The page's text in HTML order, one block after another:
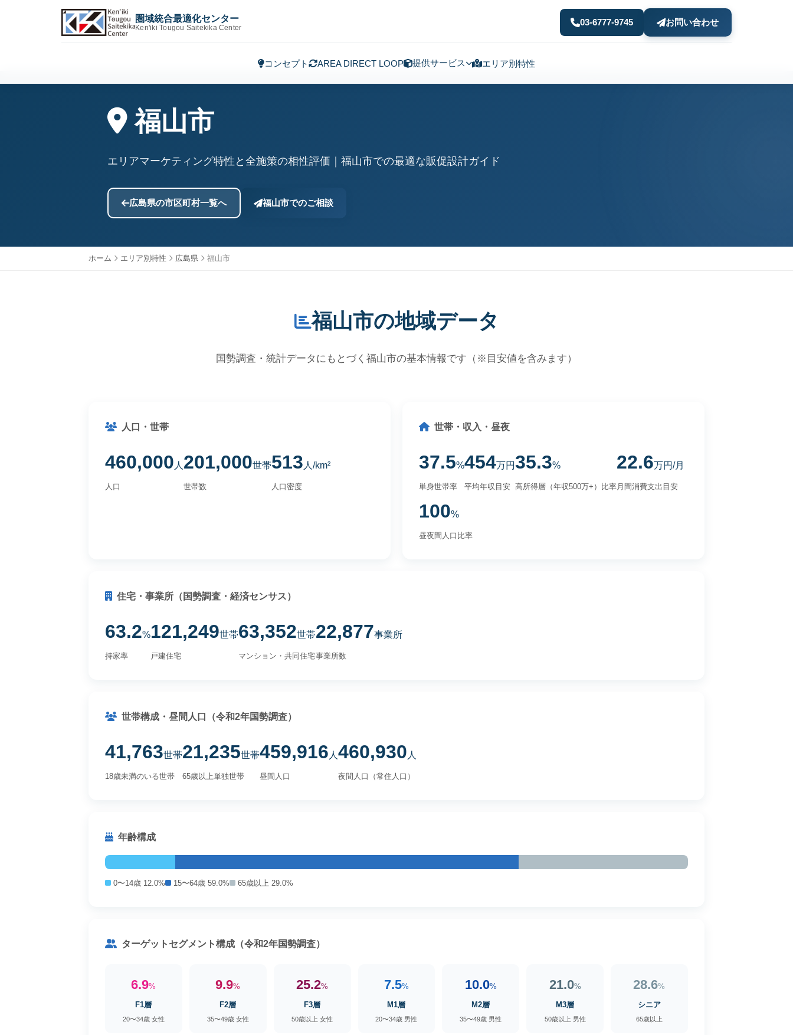
圏域統合最適化センター
Ken'iki Tougou Saitekika Center
03-6777-9745 お問い合わせ
コンセプト AREA DIRECT LOOP 提供サービス エリア別特性
福山市
エリアマーケティング特性と全施策の相性評価｜福山市での最適な販促設計ガイド
広島県の市区町村一覧へ 福山市でのご相談
ホーム エリア別特性 広島県 福山市
福山市の地域データ
国勢調査・統計データにもとづく福山市の基本情報です（※目安値を含みます）
人口・世帯
460,000 人
人口
201,000世帯
世帯数
513 人/km²
人口密度
世帯・収入・昼夜
37.5%
単身世帯率
454万円
平均年収目安
35.3%
高所得層（年収500万+）比率
22.6万円/月
月間消費支出目安
100%
昼夜間人口比率
住宅・事業所（国勢調査・経済センサス）
63.2%
持家率
121,249世帯
戸建住宅
63,352世帯
マンション・共同住宅
22,877事業所
事業所数
世帯構成・昼間人口（令和2年国勢調査）
41,763世帯
18歳未満のいる世帯
21,235世帯
65歳以上単独世帯
459,916 人
昼間人口
460,930 人
夜間人口（常住人口）
年齢構成
0〜14歳 12.0% 15〜64歳 59.0% 65歳以上 29.0%
ターゲットセグメント構成（令和2年国勢調査）
6.9%
F1層
20〜34歳 女性
9.9%
F2層
35〜49歳 女性
25.2%
F3層
50歳以上 女性
7.5%
M1層
20〜34歳 男性
10.0%
M2層
35〜49歳 男性
21.0%
M3層
50歳以上 男性
28.6%
シニア
65歳以上